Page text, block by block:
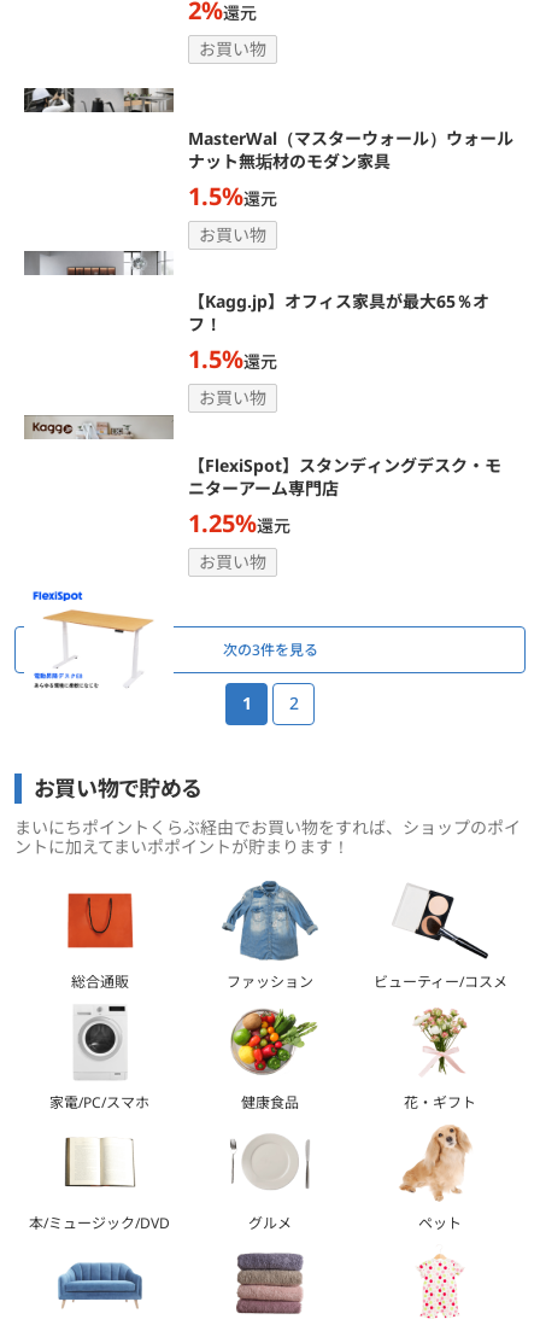
2%還元
お買い物
MasterWal（マスターウォール）ウォール
ナット無垢材のモダン家具
1.5%還元
お買い物
【Kagg.jp】オフィス家具が最大65％オ
フ！
1.5%還元
お買い物
【FlexiSpot】スタンディングデスク・モ
ニターアーム専門店
1.25%還元
お買い物
ページ送り
次の3件を見る
1 2
お買い物で貯める
まいにちポイントくらぶ経由でお買い物をすれば、ショップのポイ
ントに加えてまいポポイントが貯まります！
総合通販 ファッション ビューティー/コスメ
家電/PC/スマホ 健康食品 花・ギフト
本/ミュージック/DVD グルメ ペット